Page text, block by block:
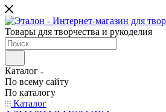
Товары для творчества и рукоделия
Каталог
По всему сайту
По каталогу
Каталог